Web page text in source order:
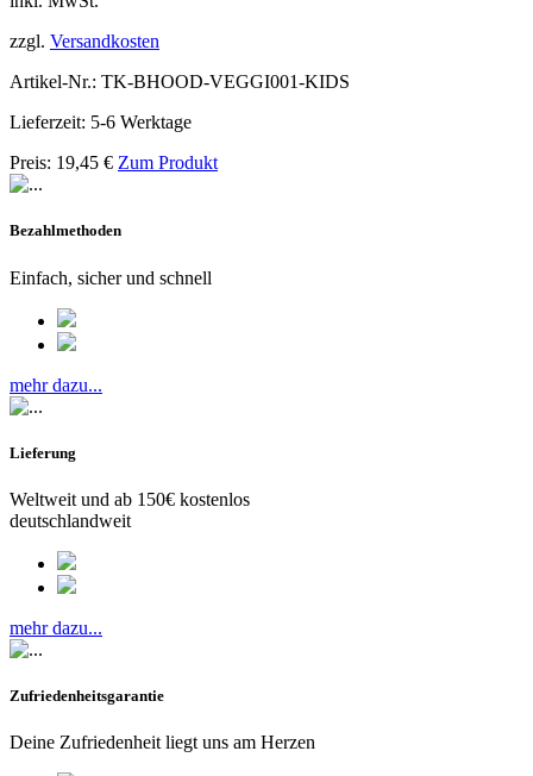
zzgl. Versandkosten
Artikel-Nr.: TK-BHOOD-VEGGI001-KIDS
Lieferzeit: 5-6 Werktage
Preis: 19,45 € Zum Produkt
Bezahlmethoden
Einfach, sicher und schnell
mehr dazu...
Lieferung
Weltweit und ab 150€ kostenlos
deutschlandweit
mehr dazu...
Zufriedenheitsgarantie
Deine Zufriedenheit liegt uns am Herzen